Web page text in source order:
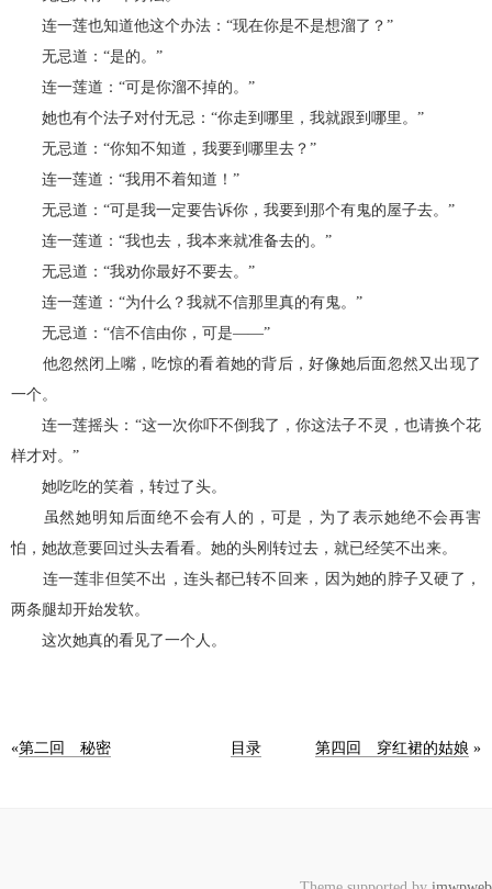
连一莲也知道他这个办法：“现在你是不是想溜了？”
无忌道：“是的。”
连一莲道：“可是你溜不掉的。”
她也有个法子对付无忌：“你走到哪里，我就跟到哪里。”
无忌道：“你知不知道，我要到哪里去？”
连一莲道：“我用不着知道！”
无忌道：“可是我一定要告诉你，我要到那个有鬼的屋子去。”
连一莲道：“我也去，我本来就准备去的。”
无忌道：“我劝你最好不要去。”
连一莲道：“为什么？我就不信那里真的有鬼。”
无忌道：“信不信由你，可是——”
他忽然闭上嘴，吃惊的看着她的背后，好像她后面忽然又出现了
一个。
连一莲摇头：“这一次你吓不倒我了，你这法子不灵，也请换个花
样才对。”
她吃吃的笑着，转过了头。
虽然她明知后面绝不会有人的，可是，为了表示她绝不会再害
怕，她故意要回过头去看看。她的头刚转过去，就已经笑不出来。
连一莲非但笑不出，连头都已转不回来，因为她的脖子又硬了，
两条腿却开始发软。
这次她真的看见了一个人。
«第二回 秘密 目录 第四回 穿红裙的姑娘 »